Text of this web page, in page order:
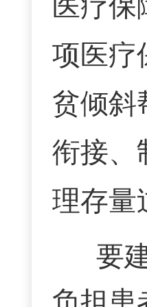
医疗
项医疗
贫倾斜
衔接、
理存量
要